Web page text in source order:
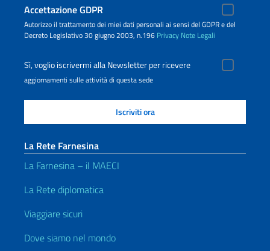
Accettazione GDPR
Autorizzo il trattamento dei miei dati personali ai sensi del GDPR e del
Decreto Legislativo 30 giugno 2003, n.196 Privacy Note Legali
Sì, voglio iscrivermi alla Newsletter per ricevere
aggiornamenti sulle attività di questa sede
La Rete Farnesina
La Farnesina – il MAECI
La Rete diplomatica
Viaggiare sicuri
Dove siamo nel mondo